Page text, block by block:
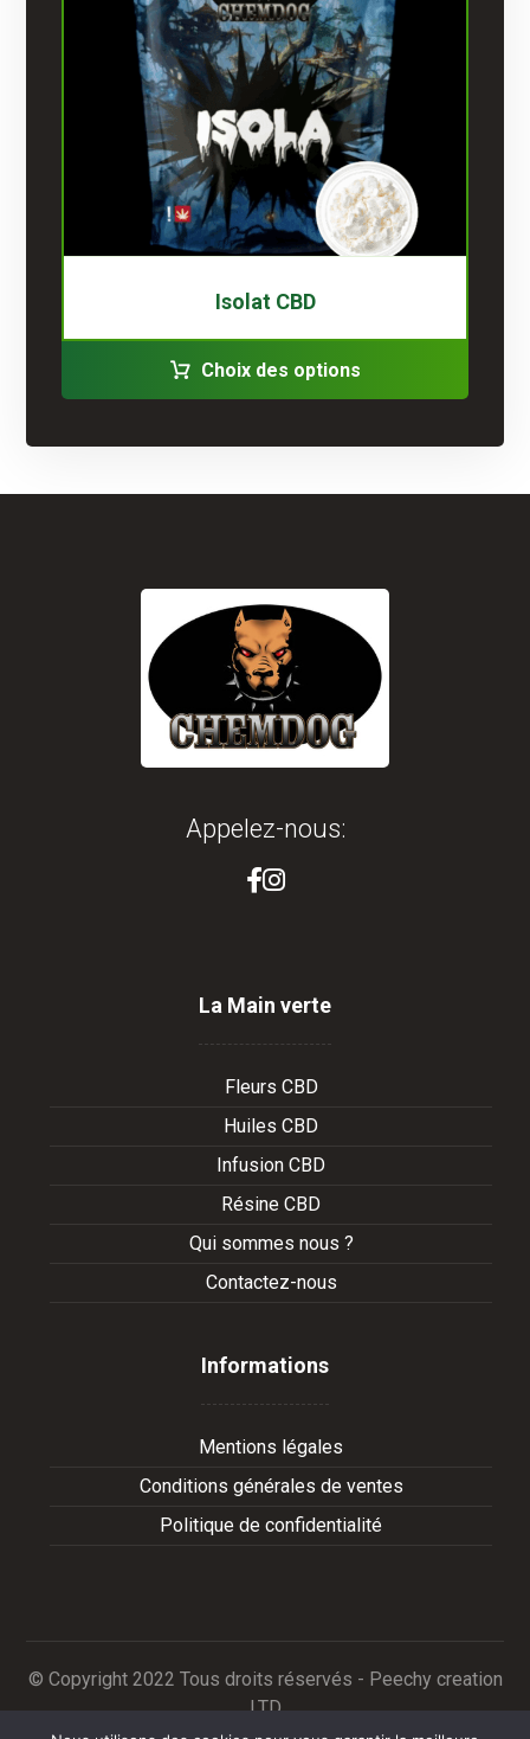
Isolat CBD
Choix des options
Appelez-nous:
La Main verte
Fleurs CBD
Huiles CBD
Infusion CBD
Résine CBD
Qui sommes nous ?
Contactez-nous
Informations
Mentions légales
Conditions générales de ventes
Politique de confidentialité
© Copyright 2022 Tous droits réservés - Peechy creation
LTD